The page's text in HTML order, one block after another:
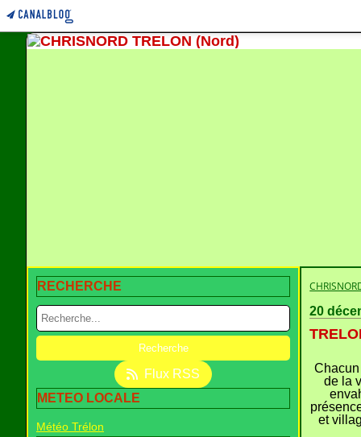
RECHERCHE
Flux RSS
METEO LOCALE
Météo Trélon
20
de la
et